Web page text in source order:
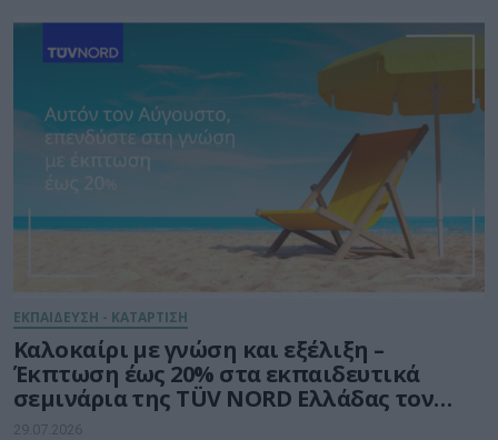
ΕΚΠΑΙΔΕΥΣΗ - ΚΑΤΑΡΤΙΣΗ
Καλοκαίρι με γνώση και εξέλιξη –
Έκπτωση έως 20% στα εκπαιδευτικά
σεμινάρια της TÜV NORD Ελλάδας τον
Αύγουστο
29.07.2026